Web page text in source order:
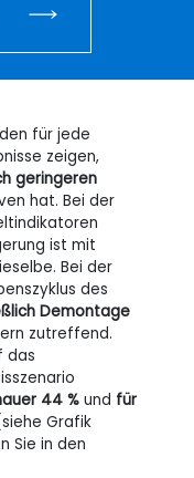
für jede
zeigen,
geringeren
hat. Bei der
ist mit
Bei der
des
Demontage
zutreffend.
das
44 % und für
Grafik
Sie in den